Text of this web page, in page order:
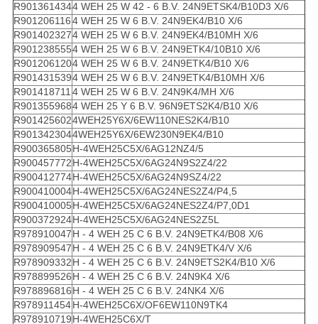
R9013614344 WEH 25 W 42 - 6 B.V. 24N9ETSK4/B10D3 X/6
R9012061164 WEH 25 W 6 B.V. 24N9EK4/B10 X/6
R9014023274 WEH 25 W 6 B.V. 24N9EK4/B10MH X/6
R9012385554 WEH 25 W 6 B.V. 24N9ETK4/10B10 X/6
R9012061204 WEH 25 W 6 B.V. 24N9ETK4/B10 X/6
R9014315394 WEH 25 W 6 B.V. 24N9ETK4/B10MH X/6
R9014187114 WEH 25 W 6 B.V. 24N9K4/MH X/6
R9013559684 WEH 25 Y 6 B.V. 96N9ETS2K4/B10 X/6
R9014256024WEH25Y6X/6EW110NES2K4/B10
R9013423044WEH25Y6X/6EW230N9EK4/B10
R900365805H-4WEH25C5X/6AG12NZ4/5
R900457772H-4WEH25C5X/6AG24N9S2Z4/22
R900412774H-4WEH25C5X/6AG24N9SZ4/22
R900410004H-4WEH25C5X/6AG24NES2Z4/P4,5
R900410005H-4WEH25C5X/6AG24NES2Z4/P7,0D1
R900372924H-4WEH25C5X/6AG24NES2Z5L
R978910047H - 4 WEH 25 C 6 B.V. 24N9ETK4/B08 X/6
R978909547H - 4 WEH 25 C 6 B.V. 24N9ETK4/V X/6
R978909332H - 4 WEH 25 C 6 B.V. 24N9ETS2K4/B10 X/6
R978899526H - 4 WEH 25 C 6 B.V. 24N9K4 X/6
R978896816H - 4 WEH 25 C 6 B.V. 24NK4 X/6
R978911454H-4WEH25C6X/OF6EW110N9TK4
R978910719H-4WEH25C6X/T